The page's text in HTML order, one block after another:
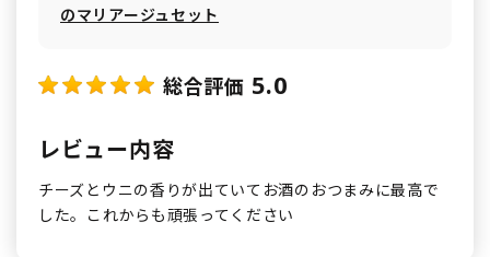
のマリアージュセット
総合評価 5.0
レビュー内容
チーズとウニの香りが出ていてお酒のおつまみに最高で
した。これからも頑張ってください